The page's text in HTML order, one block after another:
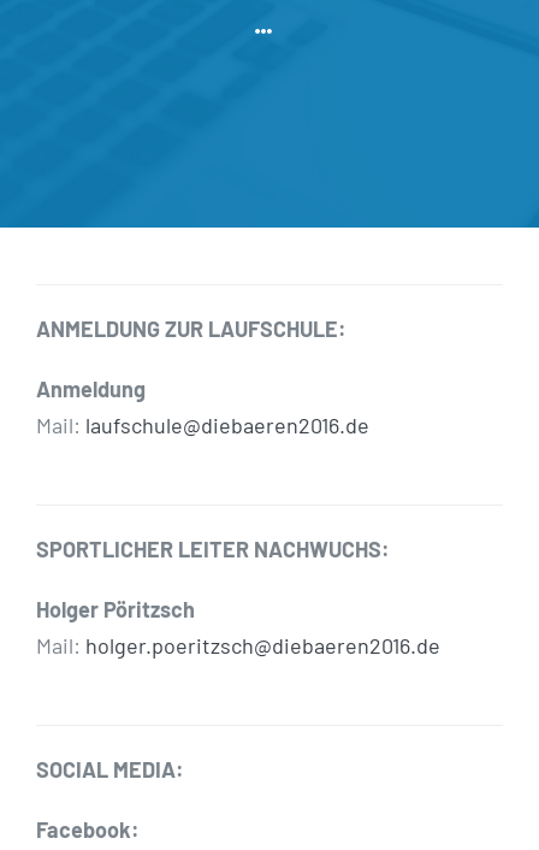
ANMELDUNG ZUR LAUFSCHULE:
Anmeldung
Mail: laufschule@diebaeren2016.de
SPORTLICHER LEITER NACHWUCHS:
Holger Pöritzsch
Mail: holger.poeritzsch@diebaeren2016.de
SOCIAL MEDIA:
Facebook: